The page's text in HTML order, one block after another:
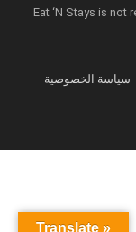
Translate »
Eat ‘N Stays is
سياسة الخصوصية